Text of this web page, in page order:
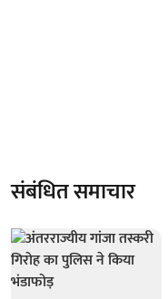
संबंधित समाचार